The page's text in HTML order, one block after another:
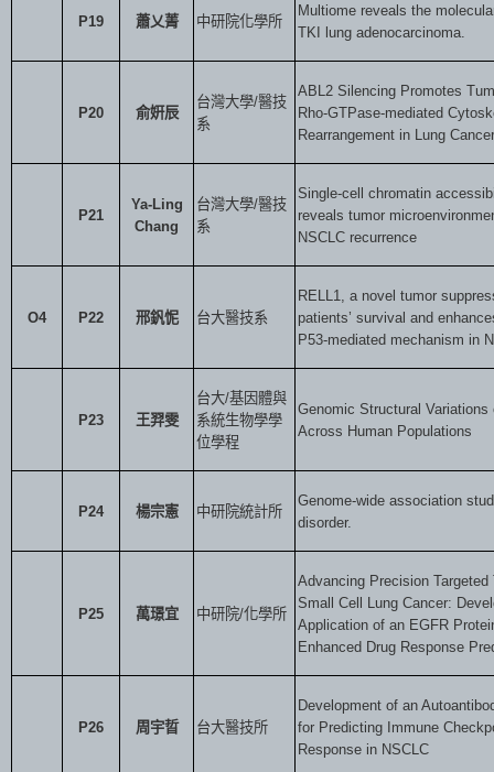
P19 蕭乂菁 中研院化學所
Multiome reveals the
TKI lung adenocarcinoma.
P20 俞姸辰
台灣大學/醫技
系
ABL2 Silencing Promotes
Rho-GTPase-mediated
Rearrangement in Lung Cancer
P21
Ya-Ling
Chang
台灣大學/醫技
系
Single-cell chromatin
reveals tumor
NSCLC recurrence
O4 P22 邢釩怩 台大醫技系
RELL1, a novel tumor
patients’ survival and
P53-mediated mechanism in
P23 王羿雯
台大/基因體與
系統生物學學
位學程
Genomic Structural Variations
Across Human Populations
P24 楊宗憲 中研院統計所
Genome-wide association
disorder.
P25 萬璟宜 中研院/化學所
Advancing Precision Targeted
Small Cell Lung Cancer:
Application of an EGFR
Enhanced Drug Response
P26 周宇晢 台大醫技所
Development of an
for Predicting Immune
Response in NSCLC